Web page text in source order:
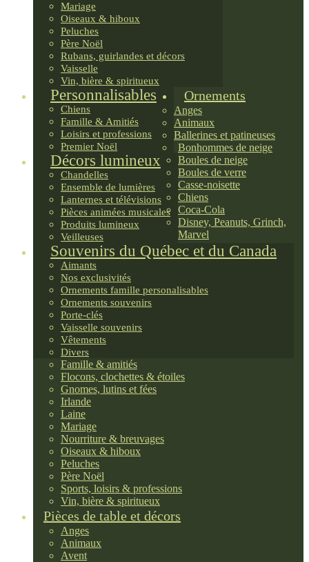
Mariage
Oiseaux & hiboux
Peluches
Père Noël
Rubans, guirlandes et décors
Vaisselle
Vin, bière & spiritueux
Personnalisables
Chiens
Famille & Amitiés
Loisirs et professions
Premier Noël
Décors lumineux
Chandelles
Ensemble de lumières
Lanternes et télévisions
Pièces animées musicales
Produits lumineux
Veilleuses
Souvenirs du Québec et du Canada
Aimants
Nos exclusivités
Ornements famille personalisables
Ornements souvenirs
Porte-clés
Vaisselle souvenirs
Vêtements
Divers
Ornements
Anges
Animaux
Ballerines et patineuses
Bonhommes de neige
Boules de neige
Boules de verre
Casse-noisette
Chiens
Coca-Cola
Disney, Peanuts, Grinch,
Marvel
Famille & amitiés
Flocons, clochettes & étoiles
Gnomes, lutins et fées
Irlande
Laine
Mariage
Nourriture & breuvages
Oiseaux & hiboux
Peluches
Père Noël
Sports, loisirs & professions
Vin, bière & spiritueux
Pièces de table et décors
Anges
Animaux
Avent